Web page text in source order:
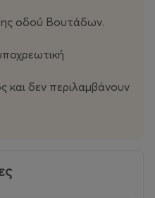
θα φιλοξενήσει ένα
οδού Βουτάδων.
και δεν περιλαμβάνουν